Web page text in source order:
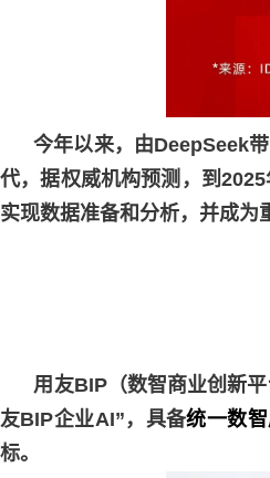
今年以来，由DeepSeek带
代，据权威机构预测，到
实现数据准备和分析，并成为
用友BIP（数智商业创新平
友BIP企业AI”，具备统一数
标。